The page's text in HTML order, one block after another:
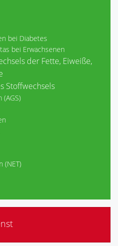
bei Diabetes
bei Erwachsenen
der Fette, Eiweiße,
Stoffwechsels
(AGS)
(NET)